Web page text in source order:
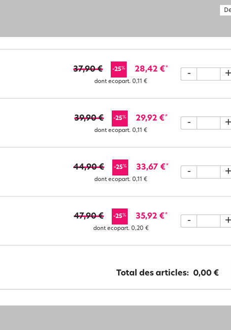
37,90 € -25% 28,42 €*
dont ecopart. 0,11 €
- +
39,90 € -25% 29,92 €*
dont ecopart. 0,11 €
- +
44,90 € -25% 33,67 €*
dont ecopart. 0,11 €
- +
47,90 € -25% 35,92 €*
dont ecopart. 0,20 €
- +
Total des articles: 0,00 €